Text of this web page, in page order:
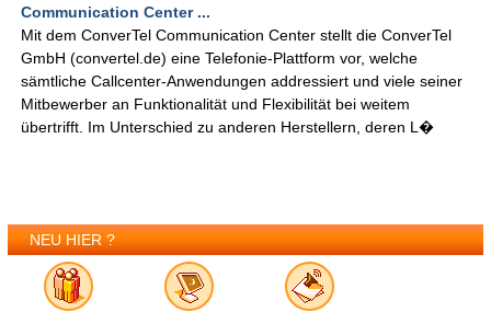
Communication Center ...
Mit dem ConverTel Communication Center stellt die ConverTel
GmbH (convertel.de) eine Telefonie-Plattform vor, welche
sämtliche Callcenter-Anwendungen addressiert und viele seiner
Mitbewerber an Funktionalität und Flexibilität bei weitem
übertrifft. Im Unterschied zu anderen Herstellern, deren L�
NEU HIER ?